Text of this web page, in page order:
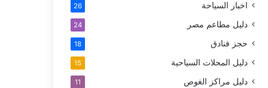
اخبار السياحة 26
دليل مطاعم مصر 24
حجز فنادق 18
دليل المحلات السياحية 15
دليل مراكز الغوص 11